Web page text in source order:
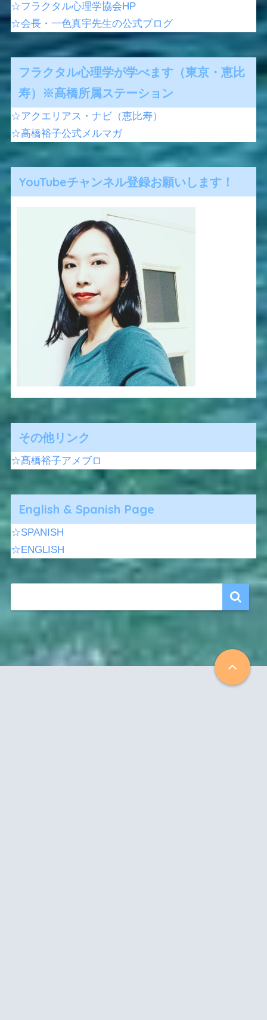
☆フラクタル心理学協会HP
☆会長・一色真宇先生の公式ブログ
フラクタル心理学が学べます（東京・恵比
寿）※髙橋所属ステーション
☆アクエリアス・ナビ（恵比寿）
☆高橋裕子公式メルマガ
YouTubeチャンネル登録お願いします！
その他リンク
☆髙橋裕子アメブロ
English & Spanish Page
☆SPANISH
☆ENGLISH